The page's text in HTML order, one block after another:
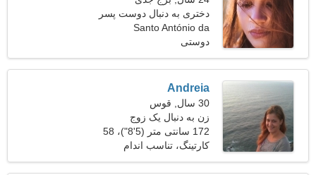
دختری به دنبال دوست پسر
28-36
Santo António da
Charneca، پرتغال
دوستی
Andreia
30 سال, قوس
زن به دنبال یک زوج
172 سانتی متر (5'8")، 58
کیلوگرم (127 پوند)
کارتینگ، تناسب اندام